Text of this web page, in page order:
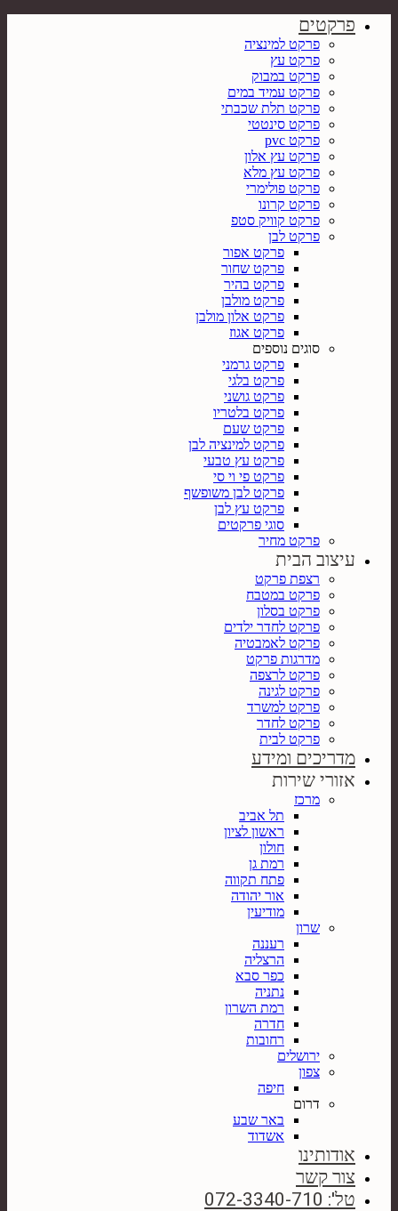
פרקטים
פרקט למינציה
פרקט עץ
פרקט במבוק
פרקט עמיד במים
פרקט תלת שכבתי
פרקט סינטטי
פרקט pvc
פרקט עץ אלון
פרקט עץ מלא
פרקט פולימרי
פרקט קרונו
פרקט קוויק סטפ
פרקט לבן
פרקט אפור
פרקט שחור
פרקט בהיר
פרקט מולבן
פרקט אלון מולבן
פרקט אגוז
סוגים נוספים
פרקט גרמני
פרקט בלגי
פרקט גושני
פרקט בלטריו
פרקט שעם
פרקט למינציה לבן
פרקט עץ טבעי
פרקט פי וי סי
פרקט לבן משופשף
פרקט עץ לבן
סוגי פרקטים
פרקט מחיר
עיצוב הבית
רצפת פרקט
פרקט במטבח
פרקט בסלון
פרקט לחדר ילדים
פרקט לאמבטיה
מדרגות פרקט
פרקט לרצפה
פרקט לגינה
פרקט למשרד
פרקט לחדר
פרקט לבית
מדריכים ומידע
אזורי שירות
מרכז
תל אביב
ראשון לציון
חולון
רמת גן
פתח תקווה
אור יהודה
מודיעין
שרון
רעננה
הרצליה
כפר סבא
נתניה
רמת השרון
חדרה
רחובות
ירושלים
צפון
חיפה
דרום
באר שבע
אשדוד
אודותינו
צור קשר
טל': 072-3340-710